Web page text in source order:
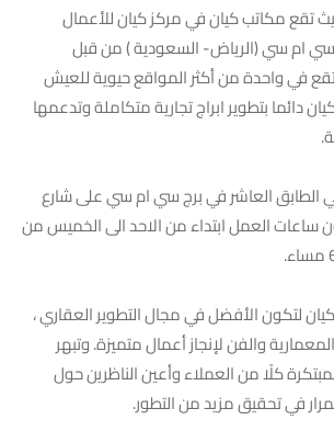
تقع مكاتب كيان في مركز كيان للأعمال
سي ام سي (الرياض- السعودية ) من قبل
في واحدة من أكثر المواقع حيوية للعيش
دائما بتطوير ابراج تجارية متكاملة وتدعمها
الطابق العاشر في برج سي ام سي على شارع
ساعات العمل ابتداء من الاحد الى الخميس من
لتكون الأفضل في مجال التطوير العقاري ،
والفن لإنجاز أعمال متميزة. وتبهر
كلًا من العملاء وأعين الناظرين حول
في تحقيق مزيد من التطور.